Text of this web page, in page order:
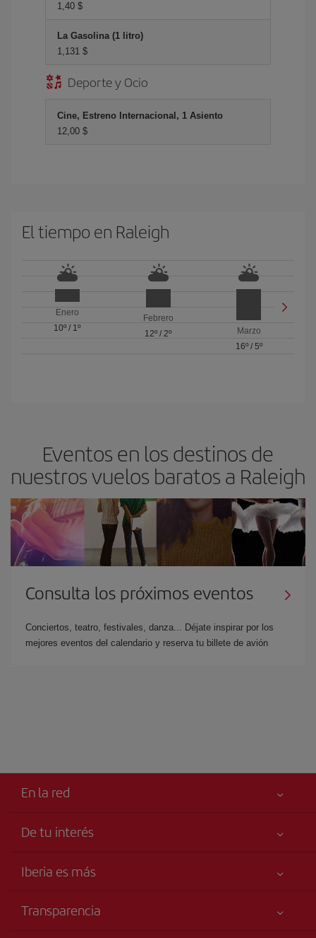
1,40 $
La Gasolina (1 litro)
1,131 $
Deporte y Ocio
Cine, Estreno Internacional, 1 Asiento
12,00 $
El tiempo en Raleigh
Enero
10º / 1º
Febrero
12º / 2º
Marzo
16º/ 5º
Eventos en los destinos de
nuestros vuelos baratos a Raleigh
Consulta los próximos eventos
Conciertos, teatro, festivales, danza... Déjate inspirar por los
mejores eventos del calendario y reserva tu billete de avión
En la red
De tu interés
Tu seguridad es lo primero
Iberia es más
Talento a bordo
Transparencia